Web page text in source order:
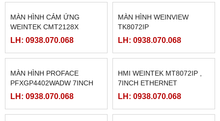
BẢNG ĐIỀU KHIỂN MCGS
BẢNG ĐIỀU KHIỂN MCGS